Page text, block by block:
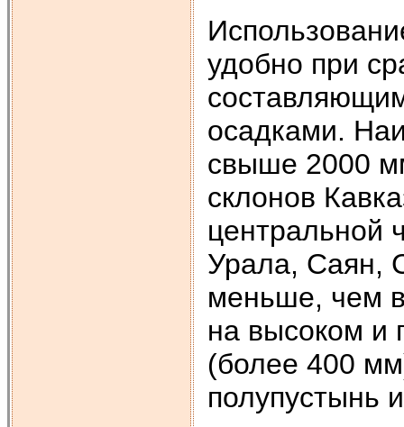
удобно при
осадками.
свыше 2000
склонов
центральной
Урала, Саян,
меньше, чем
на высоком и
(более 400
полупустынь